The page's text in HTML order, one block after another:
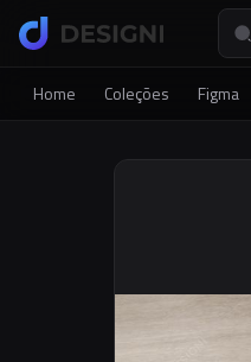
Home Coleções Figma